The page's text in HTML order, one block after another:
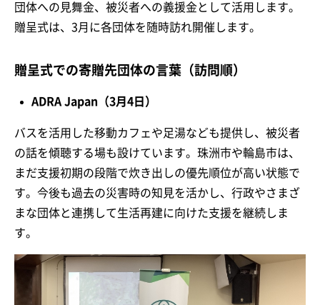
団体への見舞金、被災者への義援金として活用します。
贈呈式は、3月に各団体を随時訪れ開催します。
贈呈式での寄贈先団体の言葉（訪問順）
ADRA Japan（3月4日）
バスを活用した移動カフェや足湯なども提供し、被災者
の話を傾聴する場も設けています。珠洲市や輪島市は、
まだ支援初期の段階で炊き出しの優先順位が高い状態で
す。今後も過去の災害時の知見を活かし、行政やさまざ
まな団体と連携して生活再建に向けた支援を継続しま
す。